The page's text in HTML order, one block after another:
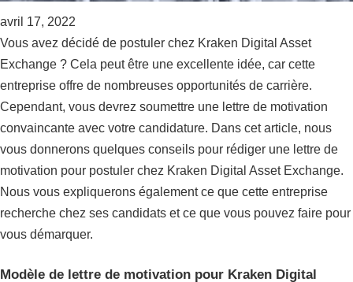
avril 17, 2022
Vous avez décidé de postuler chez Kraken Digital Asset
Exchange ? Cela peut être une excellente idée, car cette
entreprise offre de nombreuses opportunités de carrière.
Cependant, vous devrez soumettre une lettre de motivation
convaincante avec votre candidature. Dans cet article, nous
vous donnerons quelques conseils pour rédiger une lettre de
motivation pour postuler chez Kraken Digital Asset Exchange.
Nous vous expliquerons également ce que cette entreprise
recherche chez ses candidats et ce que vous pouvez faire pour
vous démarquer.
Modèle de lettre de motivation pour Kraken Digital